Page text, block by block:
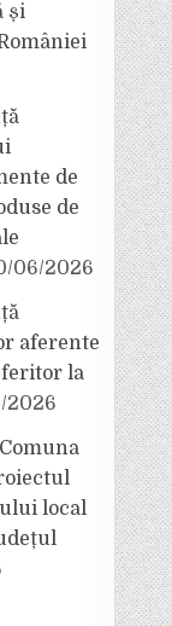
și
de
de
06/2026
aferente
la
2026
local